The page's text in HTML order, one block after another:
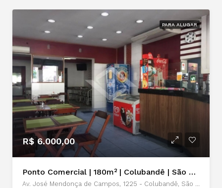
PARA ALUGAR
R$ 6.000,00
Ponto Comercial | 180m² | Colubandê | São Gonçalo | Locação
Av. José Mendonça de Campos, 1225 - Colubandê, São Gonçalo - RJ, 24744-560